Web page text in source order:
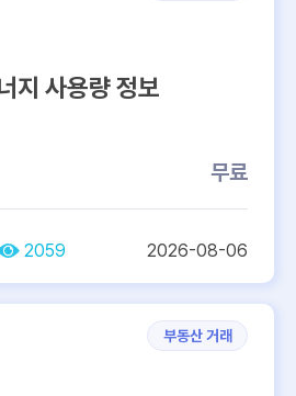
지 사용량 정보
무료
2059 2026-08-06
부동산 거래